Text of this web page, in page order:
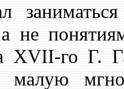
не
XVII-го Г.
малую